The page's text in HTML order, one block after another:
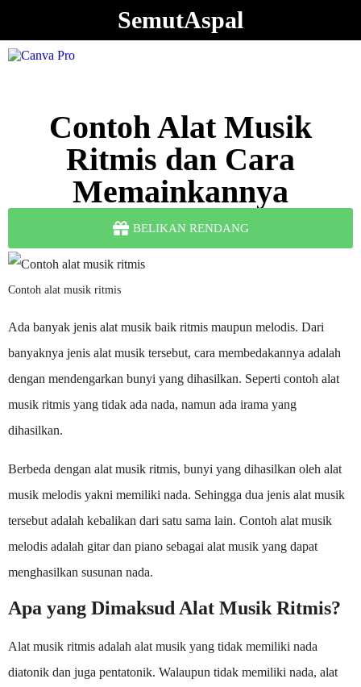
SemutAspal
Contoh Alat Musik
Ritmis dan Cara
Memainkannya
BELIKAN RENDANG
Contoh alat musik ritmis
Ada banyak jenis alat musik baik ritmis maupun melodis. Dari
banyaknya jenis alat musik tersebut, cara membedakannya adalah
dengan mendengarkan bunyi yang dihasilkan. Seperti contoh alat
musik ritmis yang tidak ada nada, namun ada irama yang
dihasilkan.
Berbeda dengan alat musik ritmis, bunyi yang dihasilkan oleh alat
musik melodis yakni memiliki nada. Sehingga dua jenis alat musik
tersebut adalah kebalikan dari satu sama lain. Contoh alat musik
melodis adalah gitar dan piano sebagai alat musik yang dapat
menghasilkan susunan nada.
Apa yang Dimaksud Alat Musik Ritmis?
Alat musik ritmis adalah alat musik yang tidak memiliki nada
diatonik dan juga pentatonik. Walaupun tidak memiliki nada, alat